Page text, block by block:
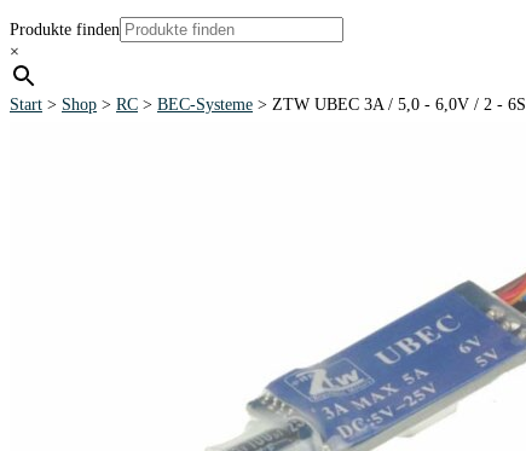
Produkte finden
×
Start > Shop > RC > BEC-Systeme > ZTW UBEC 3A / 5,0 - 6,0V / 2 - 6S